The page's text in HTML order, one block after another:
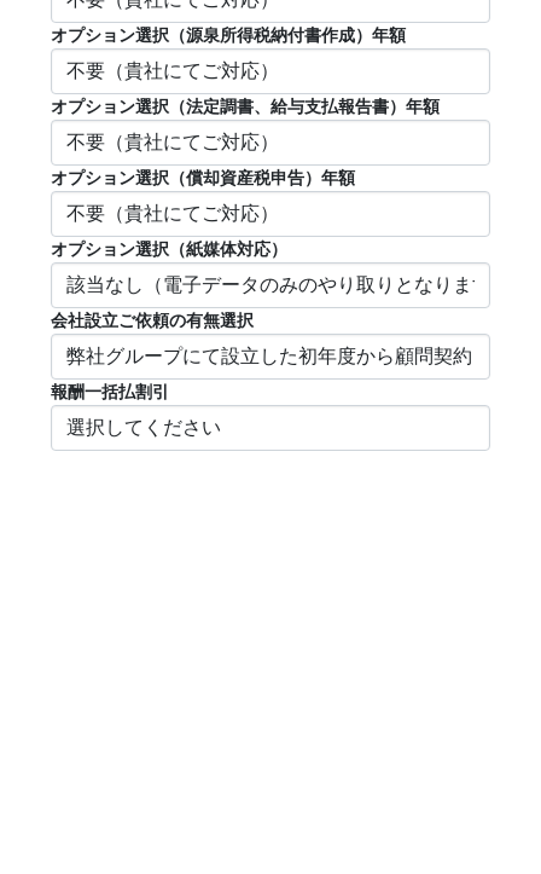
オプション選択（源泉所得税納付書作成）年額
オプション選択（法定調書、給与支払報告書）年額
オプション選択（償却資産税申告）年額
オプション選択（紙媒体対応）
会社設立ご依頼の有無選択
報酬一括払割引